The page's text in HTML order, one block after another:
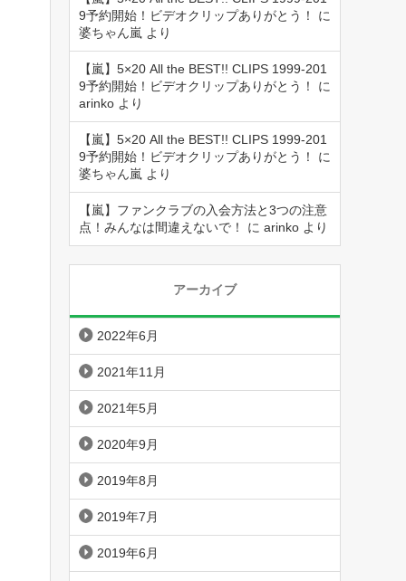
9予約開始！ビデオクリップありがとう！
に
婆ちゃん嵐 より
【嵐】5×20 All the BEST!! CLIPS 1999-201
9予約開始！ビデオクリップありがとう！
に
arinko より
【嵐】5×20 All the BEST!! CLIPS 1999-201
9予約開始！ビデオクリップありがとう！
に
婆ちゃん嵐 より
【嵐】ファンクラブの入会方法と3つの注意
点！みんなは間違えないで！
に arinko より
アーカイブ
2022年6月
2021年11月
2021年5月
2020年9月
2019年8月
2019年7月
2019年6月